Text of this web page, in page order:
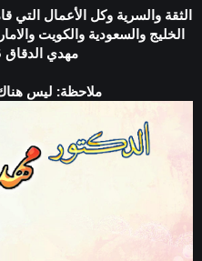
الثقة والسرية وكل الأعمال
الخليج والسعودية والكويت
مهدي الدقاق 00905368478155 ناجح ومضمون
ملاحظة: ليس